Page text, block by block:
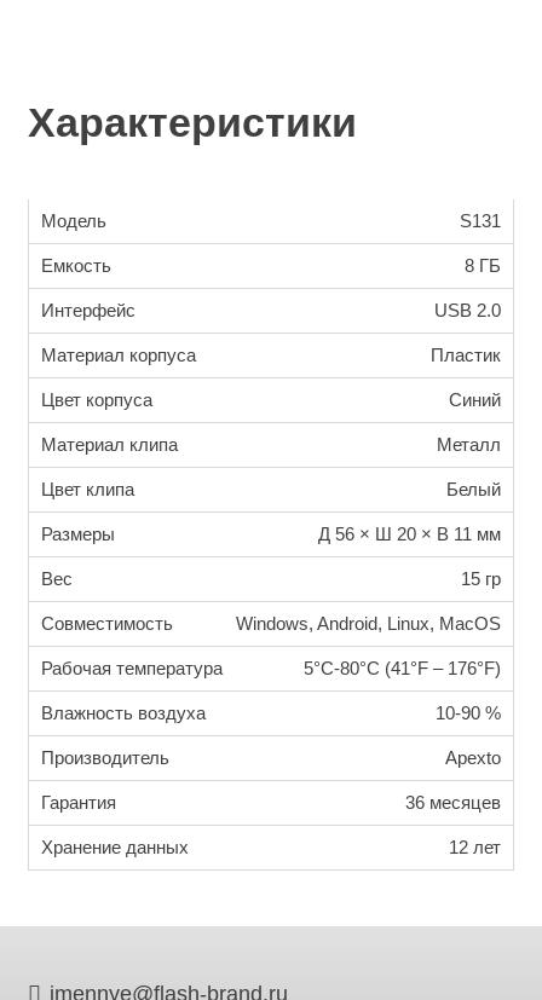
Характеристики
Модель S131
Емкость 8 ГБ
Интерфейс USB 2.0
Материал корпуса Пластик
Цвет корпуса Синий
Материал клипа Металл
Цвет клипа Белый
Размеры Д 56 × Ш 20 × В 11 мм
Вес 15 гр
Совместимость Windows, Android, Linux, MacOS
Рабочая температура 5°C-80°C (41°F – 176°F)
Влажность воздуха 10-90 %
Производитель Apexto
Гарантия 36 месяцев
Хранение данных 12 лет
imennye@flash-brand.ru